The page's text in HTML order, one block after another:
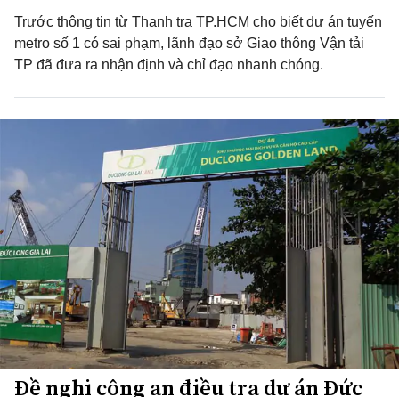
Trước thông tin từ Thanh tra TP.HCM cho biết dự án tuyến
metro số 1 có sai phạm, lãnh đạo sở Giao thông Vận tải
TP đã đưa ra nhận định và chỉ đạo nhanh chóng.
Đề nghị công an điều tra dự án Đức